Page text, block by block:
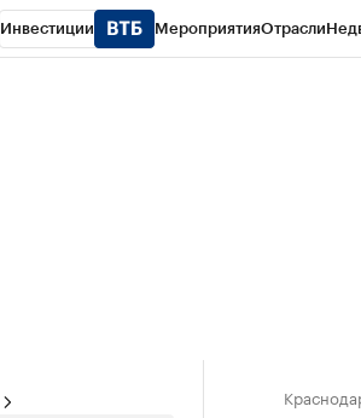
Инвестиции МероприятияОтрасли